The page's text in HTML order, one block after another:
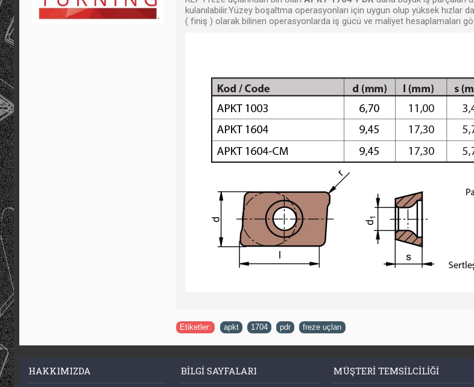
kulanılabilir.Yüzey boşaltma operasyonları için uygun olup yüksek hızlar
( finiş ) olarak bilinen operasyonlarda iş gücü ve maliyet hesaplamaları göz
Etiketler: apkt 1704 pdr freze uçları
HAKKIMIZDA BILGI SAYFALARI MÜŞTERI TEMSILCILIĞI